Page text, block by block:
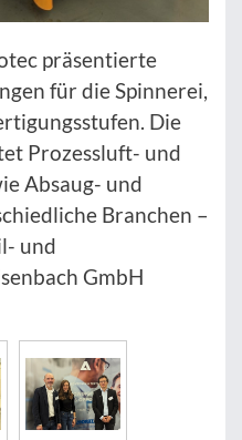
präsentierte
für die Spinnerei,
Die
Prozessluft- und
Absaug- und
Branchen –
und
GmbH